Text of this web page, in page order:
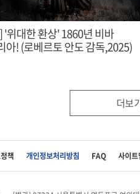
'위대한 환상' 1860년 비바
이탈리아! (로베르토 안도 감독,2025)
더보
책 개인정보처리방침 FAQ 사이트